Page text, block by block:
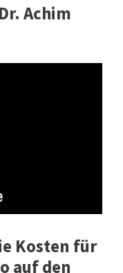
Achim
Kosten für
auf den